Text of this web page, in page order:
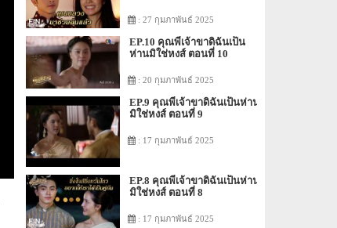
: 27 กุมภาพันธ์ 2025
EP.10 คุณพี่เจ้าขาดิฉันเป็น
ห่านมิใช่หงส์ ตอนที่ 10
: 20 กุมภาพันธ์ 2025
EP.9 คุณพี่เจ้าขาดิฉันเป็นห่าน
มิใช่หงส์ ตอนที่ 9
: 17 กุมภาพันธ์ 2025
EP.8 คุณพี่เจ้าขาดิฉันเป็นห่าน
มิใช่หงส์ ตอนที่ 8
: 17 กุมภาพันธ์ 2025